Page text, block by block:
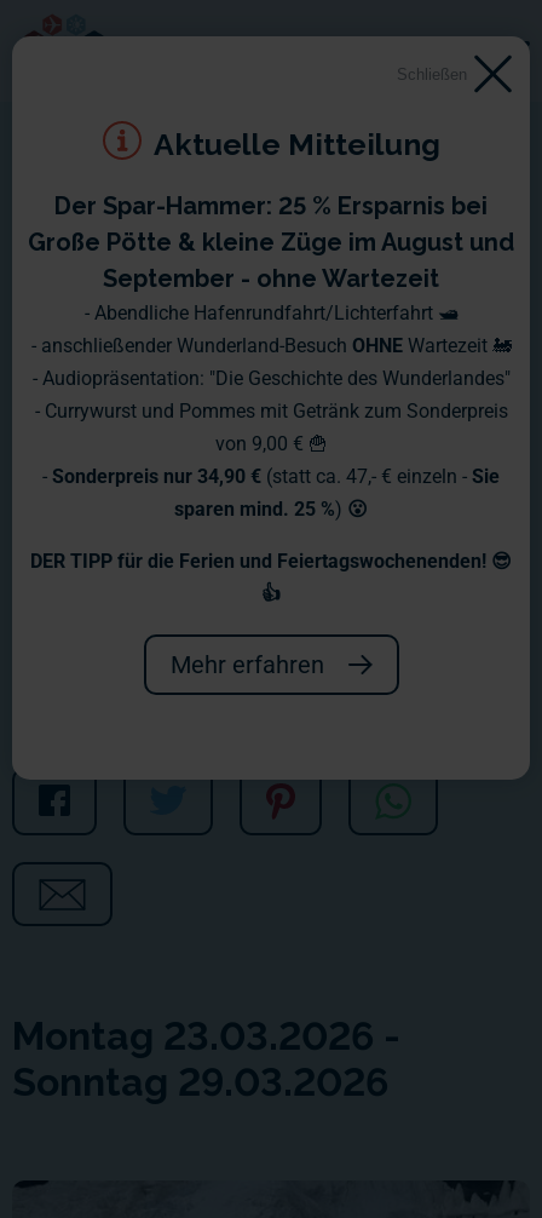
Wochenbericht Nr. 1326
Montag 23.03.2026 -
Sonntag 29.03.2026
Schließen
Aktuelle Mitteilung
Der Spar-Hammer: 25 % Ersparnis bei
Große Pötte & kleine Züge im August und
September - ohne Wartezeit
- Abendliche Hafenrundfahrt/Lichterfahrt 🛥️
- anschließender Wunderland-Besuch OHNE Wartezeit 🚂
- Audiopräsentation: "Die Geschichte des Wunderlandes"
- Currywurst und Pommes mit Getränk zum Sonderpreis
von 9,00 € 🍟
- Sonderpreis nur 34,90 € (statt ca. 47,- € einzeln - Sie
sparen mind. 25 %) 😮
DER TIPP für die Ferien und Feiertagswochenenden! 😎
👍
Mehr erfahren